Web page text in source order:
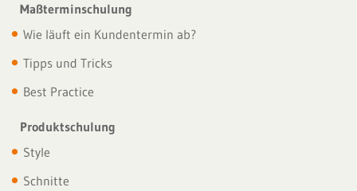
Maßterminschulung
Wie läuft ein Kundentermin ab?
Tipps und Tricks
Best Practice
Produktschulung
Style
Schnitte